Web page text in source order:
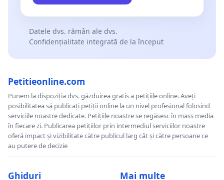
Datele dvs. rămân ale dvs.
Confidențialitate integrată de la început
Petitieonline.com
Punem la dispoziția dvs. găzduirea gratis a petițiile online. Aveți
posibilitatea să publicați petiții online la un nivel profesional folosind
serviciile noastre dedicate. Petițiile noastre se regăsesc în mass media
în fiecare zi. Publicarea petițiilor prin intermediul serviciilor noastre
oferă impact și vizibilitate către publicul larg cât și către persoane ce
au putere de decizie
Ghiduri Mai multe